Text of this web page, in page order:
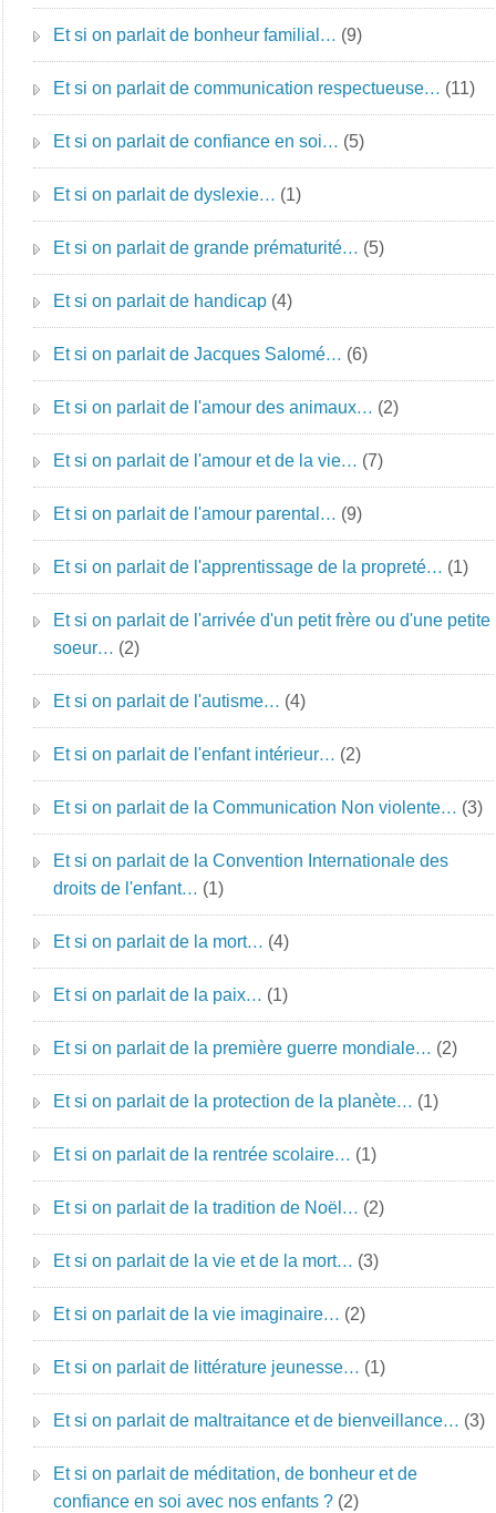
Et si on parlait de bonheur familial… (9)
Et si on parlait de communication respectueuse… (11)
Et si on parlait de confiance en soi… (5)
Et si on parlait de dyslexie… (1)
Et si on parlait de grande prématurité… (5)
Et si on parlait de handicap (4)
Et si on parlait de Jacques Salomé… (6)
Et si on parlait de l'amour des animaux… (2)
Et si on parlait de l'amour et de la vie… (7)
Et si on parlait de l'amour parental… (9)
Et si on parlait de l'apprentissage de la propreté… (1)
Et si on parlait de l'arrivée d'un petit frère ou d'une petite
soeur… (2)
Et si on parlait de l'autisme… (4)
Et si on parlait de l'enfant intérieur… (2)
Et si on parlait de la Communication Non violente… (3)
Et si on parlait de la Convention Internationale des
droits de l'enfant… (1)
Et si on parlait de la mort… (4)
Et si on parlait de la paix… (1)
Et si on parlait de la première guerre mondiale… (2)
Et si on parlait de la protection de la planète… (1)
Et si on parlait de la rentrée scolaire… (1)
Et si on parlait de la tradition de Noël… (2)
Et si on parlait de la vie et de la mort… (3)
Et si on parlait de la vie imaginaire… (2)
Et si on parlait de littérature jeunesse… (1)
Et si on parlait de maltraitance et de bienveillance… (3)
Et si on parlait de méditation, de bonheur et de
confiance en soi avec nos enfants ? (2)